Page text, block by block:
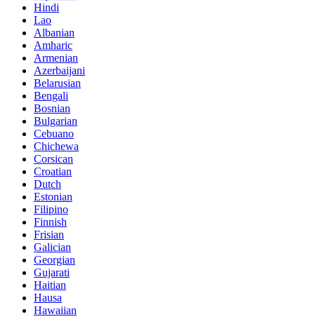
Hindi
Lao
Albanian
Amharic
Armenian
Azerbaijani
Belarusian
Bengali
Bosnian
Bulgarian
Cebuano
Chichewa
Corsican
Croatian
Dutch
Estonian
Filipino
Finnish
Frisian
Galician
Georgian
Gujarati
Haitian
Hausa
Hawaiian